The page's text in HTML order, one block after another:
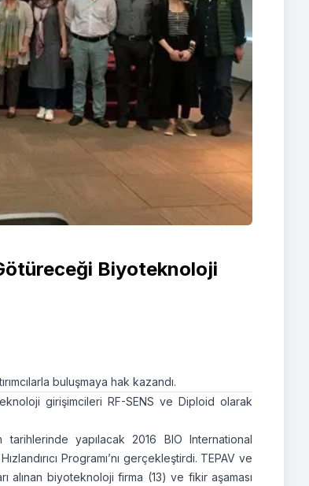
Biyoteknoloji
buluşmaya hak kazandı.
girişimcileri RF-SENS ve Diploid olarak
yapılacak 2016 BIO International
Programı’nı gerçekleştirdi. TEPAV ve
alınan biyoteknoloji firma (13) ve fikir aşaması